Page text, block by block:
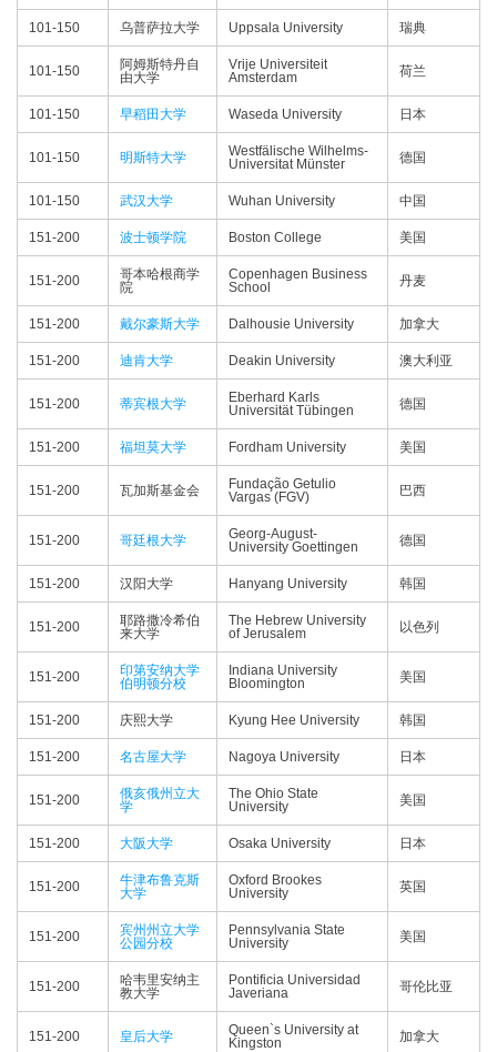
101-150 乌普萨拉大学 Uppsala University 瑞典
101-150
阿姆斯特丹自
由大学
Vrije Universiteit
Amsterdam
荷兰
101-150 早稻田大学 Waseda University 日本
101-150 明斯特大学
Westfälische Wilhelms-
Universitat Münster
德国
101-150 武汉大学 Wuhan University 中国
151-200 波士顿学院 Boston College 美国
151-200
哥本哈根商学
院
Copenhagen Business
School
丹麦
151-200 戴尔豪斯大学 Dalhousie University 加拿大
151-200 迪肯大学 Deakin University 澳大利亚
151-200 蒂宾根大学
Eberhard Karls
Universität Tübingen
德国
151-200 福坦莫大学 Fordham University 美国
151-200 瓦加斯基金会
Fundação Getulio
Vargas (FGV)
巴西
151-200 哥廷根大学
Georg-August-
University Goettingen
德国
151-200 汉阳大学 Hanyang University 韩国
151-200
耶路撒冷希伯
来大学
The Hebrew University
of Jerusalem
以色列
151-200
印第安纳大学
伯明顿分校
Indiana University
Bloomington
美国
151-200 庆熙大学 Kyung Hee University 韩国
151-200 名古屋大学 Nagoya University 日本
151-200
俄亥俄州立大
学
The Ohio State
University
美国
151-200 大阪大学 Osaka University 日本
151-200
牛津布鲁克斯
大学
Oxford Brookes
University
英国
151-200
宾州州立大学
公园分校
Pennsylvania State
University
美国
151-200
哈韦里安纳主
教大学
Pontificia Universidad
Javeriana
哥伦比亚
151-200 皇后大学
Queen`s University at
Kingston
加拿大